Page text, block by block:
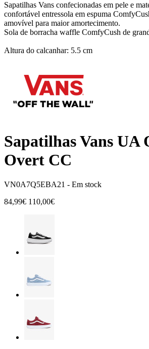
Sapatilhas Vans confecionadas em pele e
confortável entressola em espuma
amovível para maior amortecimento.
Sola de borracha waffle ComfyCush de
Altura do calcanhar: 5.5 cm
Sapatilhas Vans UA
Overt CC
VN0A7Q5EBA21 - Em stock
84,99€ 110,00€